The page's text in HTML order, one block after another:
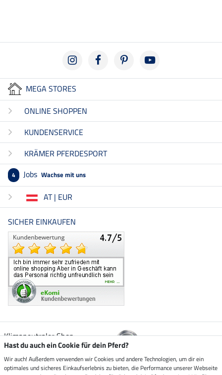
MEGA STORES
ONLINE SHOPPEN
KUNDENSERVICE
KRÄMER PFERDESPORT
4 Jobs Wachse mit uns
AT | EUR
SICHER EINKAUFEN
Klimaneutraler Shop
Zustellung durch
Hast du auch ein Cookie für dein Pferd?
Wir auch! Außerdem verwenden wir Cookies und andere Technologien, um dir ein
optimales und sicheres Einkaufserlebnis zu bieten, die Performance unserer Webseite